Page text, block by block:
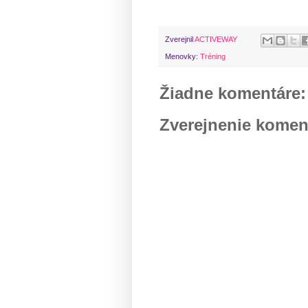
Zverejnil ACTIVEWAY
Menovky: Tréning
Žiadne komentáre:
Zverejnenie